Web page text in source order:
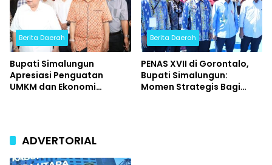
Berita Daerah
Bupati Simalungun
Apresiasi Penguatan
UMKM dan Ekonomi
Berita Daerah
PENAS XVII di Gorontalo,
Bupati Simalungun:
Momen Strategis Bagi
ADVERTORIAL